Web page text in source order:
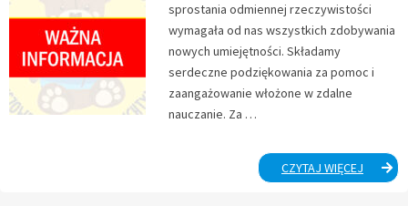
sprostania odmiennej rzeczywistości
wymagała od nas wszystkich zdobywania
nowych umiejętności. Składamy
serdeczne podziękowania za pomoc i
zaangażowanie włożone w zdalne
nauczanie. Za …
CZYTAJ WIĘCEJ DRODZY